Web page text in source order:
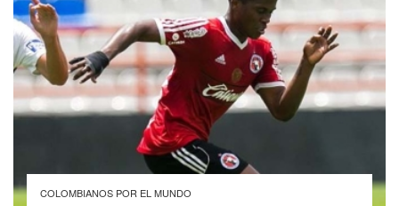
COLOMBIANOS POR EL MUNDO